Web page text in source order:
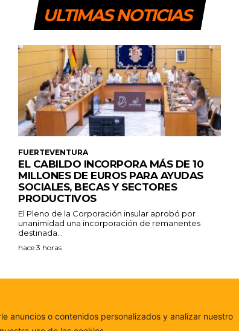
ULTIMAS NOTICIAS
FUERTEVENTURA
EL CABILDO INCORPORA MÁS DE 10
MILLONES DE EUROS PARA AYUDAS
SOCIALES, BECAS Y SECTORES
PRODUCTIVOS
El Pleno de la Corporación insular aprobó por
unanimidad una incorporación de remanentes
destinada...
hace 3 horas